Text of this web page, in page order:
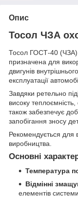
Опис
Тосол ЧЗА
Тосол ГОСТ-40 (ЧЗА)
призначена для
двигунів
експлуатації
Завдяки ретельно
високу
також забезпечує
запобігання зносу
Рекомендується для
виробництва.
Основні
Температура
Відмінні
елементів